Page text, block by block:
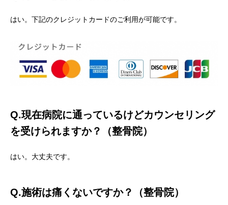
はい。下記のクレジットカードのご利用が可能です。
Q.現在病院に通っているけどカウンセリング
を受けられますか？（整骨院）
はい。大丈夫です。
Q.施術は痛くないですか？（整骨院）